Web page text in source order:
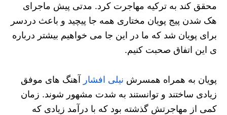
محقق کند به ترکیه مهاجرت کرد. مدتی پیش ماجرای
هک شدن پیج پویان مختاری همه جا پیچید و باعث دردسر
برای پویان شد که ما در این جا می خواهیم بیشتر درباره
ی این اتفاق صحبت کنیم.
پویان به همراه همسرش نیلی افشار آهنگ های موفق
زیادی ساختند و توانستند به شدت مشهور شوند. زمان
کمی از مهاجرتش گذشته بود که با درآمد زیادی که